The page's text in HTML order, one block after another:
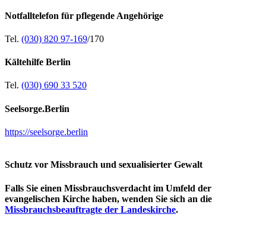
Notfalltelefon für pflegende Angehörige
Tel. (030) 820 97-169/170
Kältehilfe Berlin
Tel. (030) 690 33 520
Seelsorge.Berlin
https://seelsorge.berlin
Schutz vor Missbrauch und sexualisierter Gewalt
Falls Sie einen Missbrauchsverdacht im Umfeld der
evangelischen Kirche haben, wenden Sie sich an die
Missbrauchsbeauftragte der Landeskirche.